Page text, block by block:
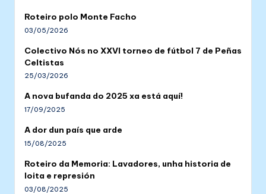
Roteiro polo Monte Facho
03/05/2026
Colectivo Nós no XXVI torneo de fútbol 7 de Peñas
Celtistas
25/03/2026
A nova bufanda do 2025 xa está aquí!
17/09/2025
A dor dun país que arde
15/08/2025
Roteiro da Memoria: Lavadores, unha historia de
loita e represión
03/08/2025